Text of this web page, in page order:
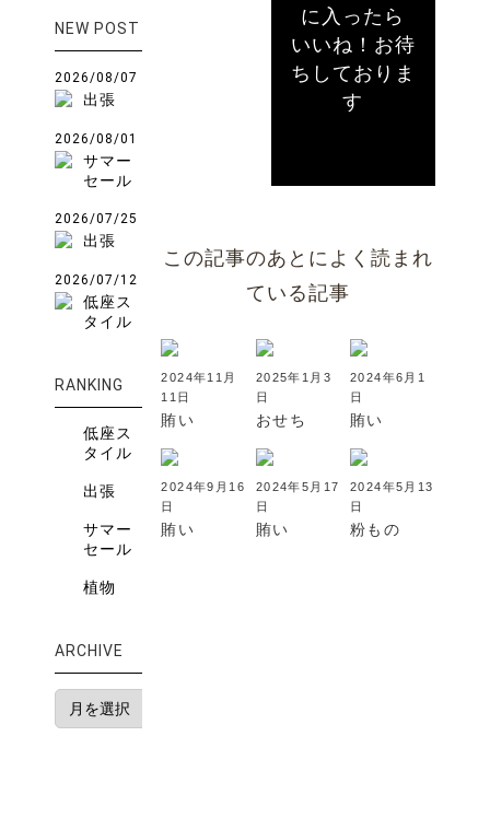
に入ったら
いいね！お待
ちしておりま
す
この記事のあとによく読まれ
ている記事
2024年11月
11日
賄い
2025年1月3
日
おせち
2024年6月1
日
賄い
2024年9月16
日
賄い
2024年5月17
日
賄い
2024年5月13
日
粉もの
NEW POST
2026/08/07
出張
2026/08/01
サマー
セール
2026/07/25
出張
2026/07/12
低座ス
タイル
RANKING
低座ス
タイル
出張
サマー
セール
植物
ARCHIVE